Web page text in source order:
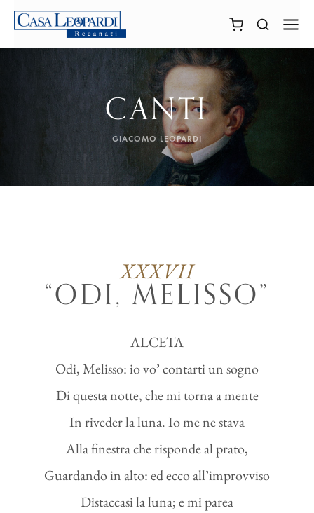
CANTI
GIACOMO LEOPARDI
XXXVII
“ODI, MELISSO”
ALCETA
Odi, Melisso: io vo’ contarti un sogno
Di questa notte, che mi torna a mente
In riveder la luna. Io me ne stava
Alla finestra che risponde al prato,
Guardando in alto: ed ecco all’improvviso
Distaccasi la luna; e mi parea